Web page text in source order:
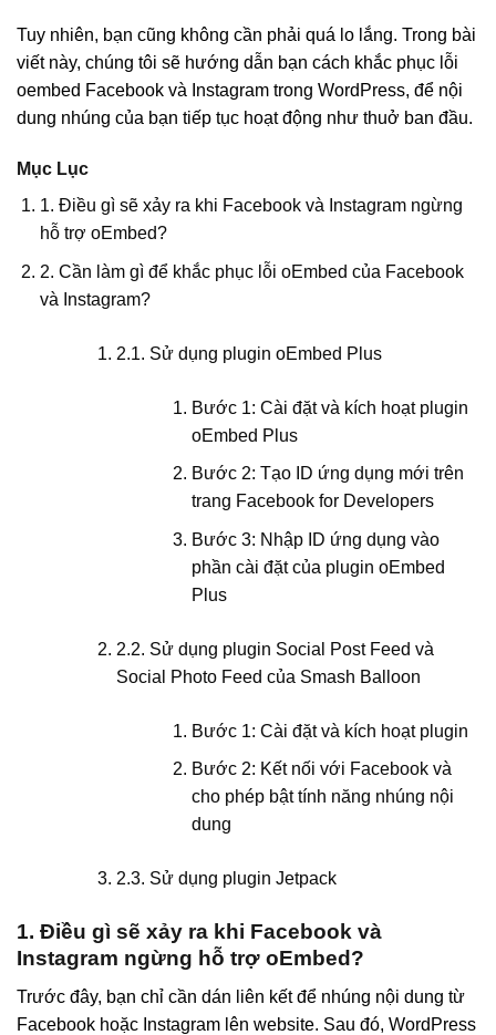
Tuy nhiên, bạn cũng không cần phải quá lo lắng. Trong bài
viết này, chúng tôi sẽ hướng dẫn bạn cách khắc phục lỗi
oembed Facebook và Instagram trong WordPress, để nội
dung nhúng của bạn tiếp tục hoạt động như thuở ban đầu.
Mục Lục
1. Điều gì sẽ xảy ra khi Facebook và Instagram ngừng
hỗ trợ oEmbed?
2. Cần làm gì để khắc phục lỗi oEmbed của Facebook
và Instagram?
2.1. Sử dụng plugin oEmbed Plus
Bước 1: Cài đặt và kích hoạt plugin
oEmbed Plus
Bước 2: Tạo ID ứng dụng mới trên
trang Facebook for Developers
Bước 3: Nhập ID ứng dụng vào
phần cài đặt của plugin oEmbed
Plus
2.2. Sử dụng plugin Social Post Feed và
Social Photo Feed của Smash Balloon
Bước 1: Cài đặt và kích hoạt plugin
Bước 2: Kết nối với Facebook và
cho phép bật tính năng nhúng nội
dung
2.3. Sử dụng plugin Jetpack
1. Điều gì sẽ xảy ra khi Facebook và
Instagram ngừng hỗ trợ oEmbed?
Trước đây, bạn chỉ cần dán liên kết để nhúng nội dung từ
Facebook hoặc Instagram lên website. Sau đó, WordPress